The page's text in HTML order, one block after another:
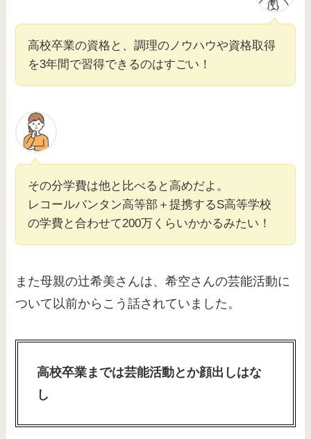
高校卒業の資格と、調理のノウハウや資格取得
を3年間で習得できるのはすごい！
その分学費は他と比べると高めだよ。
レコールバンタン高等部＋提携するS高等学校
の学費と合わせて200万くらいかかるみたい！
また母親の辻希美さんは、希空さんの芸能活動に
ついて以前からこう話されていました。
高校卒業までは芸能活動とか顔出しはな
し